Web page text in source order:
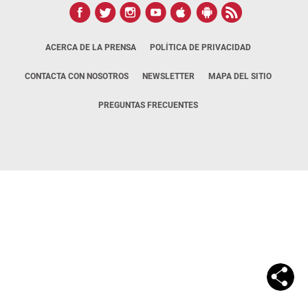
ACERCA DE LA PRENSA POLÍTICA DE PRIVACIDAD
CONTACTA CON NOSOTROS NEWSLETTER MAPA DEL SITIO
PREGUNTAS FRECUENTES